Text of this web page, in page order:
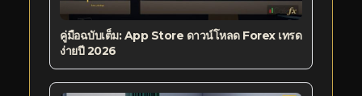
คู่มือฉบับเต็ม: App Store ดาวน์โหลด Forex เทรด
ง่ายปี 2026